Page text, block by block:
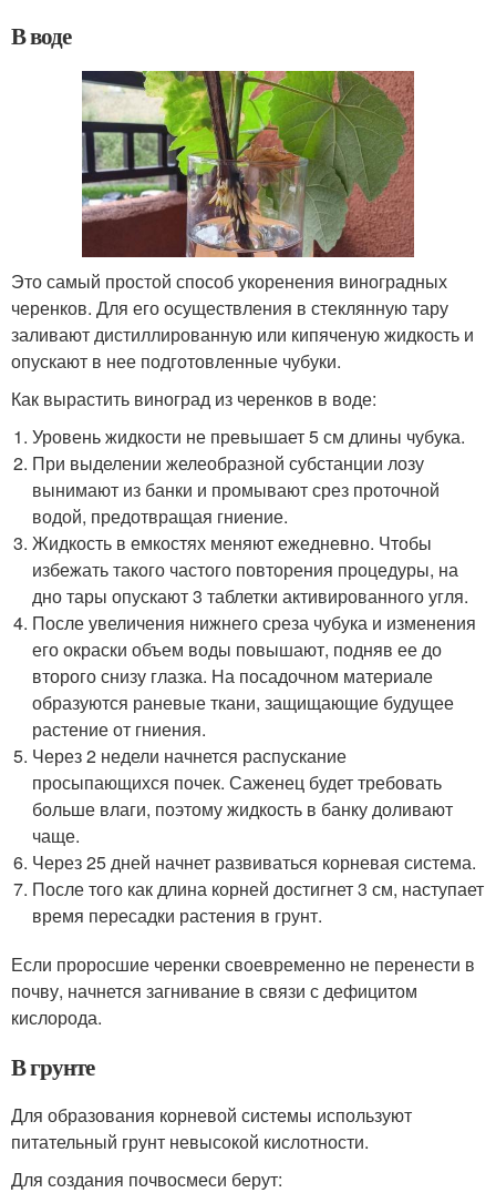
В воде
Это самый простой способ укоренения виноградных
черенков. Для его осуществления в стеклянную тару
заливают дистиллированную или кипяченую жидкость и
опускают в нее подготовленные чубуки.
Как вырастить виноград из черенков в воде:
Уровень жидкости не превышает 5 см длины чубука.
При выделении желеобразной субстанции лозу
вынимают из банки и промывают срез проточной
водой, предотвращая гниение.
Жидкость в емкостях меняют ежедневно. Чтобы
избежать такого частого повторения процедуры, на
дно тары опускают 3 таблетки активированного угля.
После увеличения нижнего среза чубука и изменения
его окраски объем воды повышают, подняв ее до
второго снизу глазка. На посадочном материале
образуются раневые ткани, защищающие будущее
растение от гниения.
Через 2 недели начнется распускание
просыпающихся почек. Саженец будет требовать
больше влаги, поэтому жидкость в банку доливают
чаще.
Через 25 дней начнет развиваться корневая система.
После того как длина корней достигнет 3 см, наступает
время пересадки растения в грунт.
Если проросшие черенки своевременно не перенести в
почву, начнется загнивание в связи с дефицитом
кислорода.
В грунте
Для образования корневой системы используют
питательный грунт невысокой кислотности.
Для создания почвосмеси берут: